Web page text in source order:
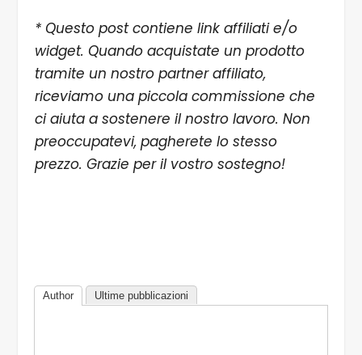
* Questo post contiene link affiliati e/o
widget. Quando acquistate un prodotto
tramite un nostro partner affiliato,
riceviamo una piccola commissione che
ci aiuta a sostenere il nostro lavoro. Non
preoccupatevi, pagherete lo stesso
prezzo. Grazie per il vostro sostegno!
Author Ultime pubblicazioni